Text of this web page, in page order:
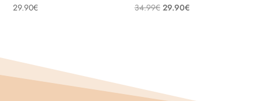
Note
4.00
29.90€
Note
4.00
34.99€ Le
29.90€Le